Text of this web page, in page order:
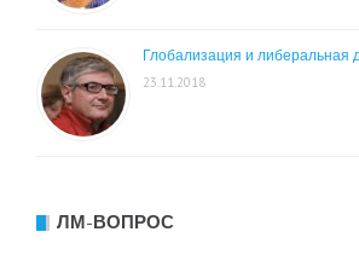
Глобализация и либеральная
23.11.2018
ЛМ-ВОПРОС